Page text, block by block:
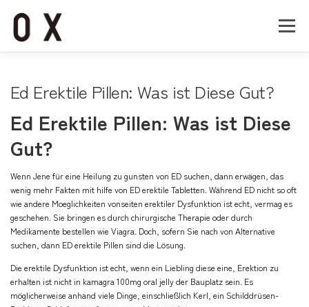
メニュー
Recruit Contact
Ed Erektile Pillen: Was ist Diese Gut?
Ed Erektile Pillen: Was ist Diese
Gut?
Wenn Jene für eine Heilung zu gunsten von ED suchen, dann erwägen, das
wenig mehr Fakten mit hilfe von ED erektile Tabletten. Während ED nicht so oft
wie andere Moeglichkeiten vonseiten erektiler Dysfunktion ist echt, vermag es
geschehen. Sie bringen es durch chirurgische Therapie oder durch
Medikamente bestellen wie Viagra. Doch, sofern Sie nach von Alternative
suchen, dann ED erektile Pillen sind die Lösung.
Die erektile Dysfunktion ist echt, wenn ein Liebling diese eine, Erektion zu
erhalten ist nicht in kamagra 100mg oral jellyder Bauplatz sein. Es
möglicherweise anhand viele Dinge, einschließlich Kerl, ein Schilddrüsen-